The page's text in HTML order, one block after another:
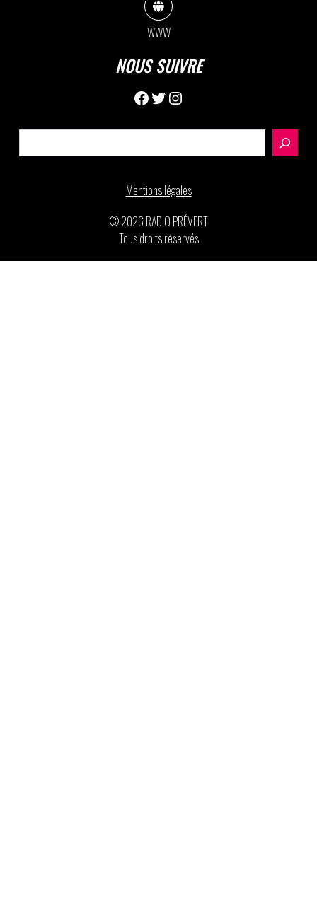
WWW
NOUS SUIVRE
Facebook
TwitterInstagram
Mentions légales
© 2026 RADIO PRÉVERT
Tous droits réservés